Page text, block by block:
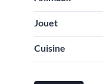
Jouet
Cuisine